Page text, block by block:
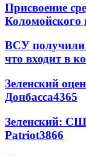
Присвоение
Коломойского
ВСУ получили
что входит в
Зеленский
Донбасса4365
Зеленский:
Patriot3866